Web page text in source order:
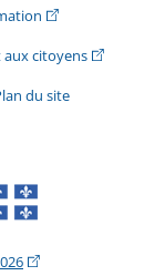
dans une
(Cet hyperlien
aux citoyens(Cet
externe s'ouvrira
du site
(Cet hyperlien